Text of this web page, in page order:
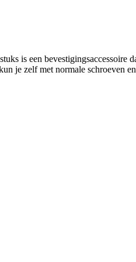
is een
je zelf met normale schroeven